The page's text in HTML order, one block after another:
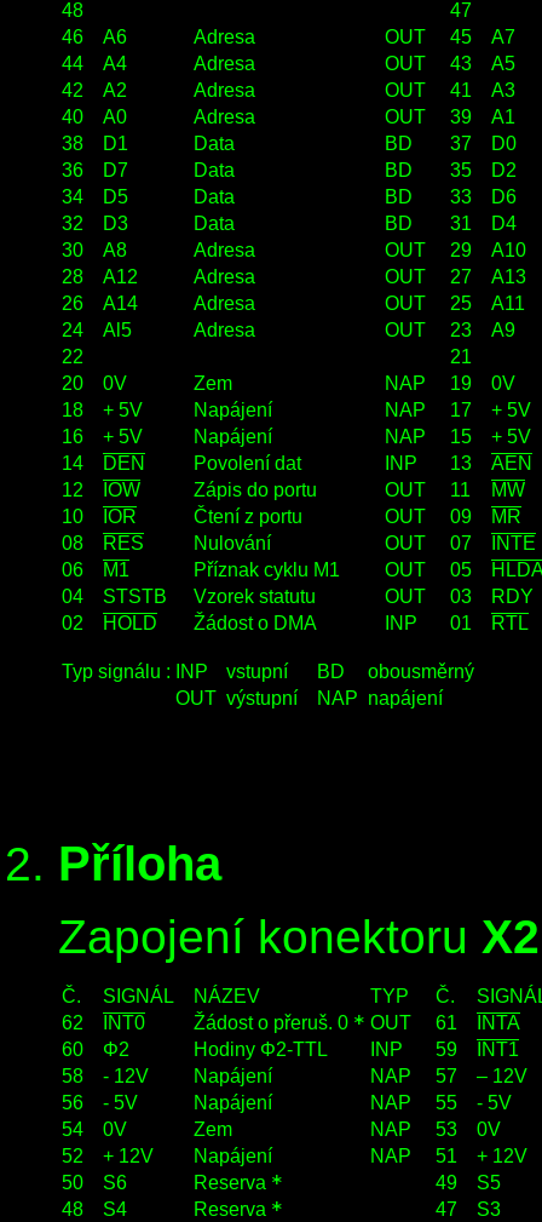
48
47
46
A6 Adresa OUT 45
A7
44
A4 Adresa OUT 43
A5
42
A2 Adresa OUT 41
A3
40
A0 Adresa OUT 39
A1
38
D1 Data BD 37
D0
36
D7 Data BD 35
D2
34
D5 Data BD 33
D6
32
D3 Data BD 31
D4
30
A8 Adresa OUT 29
A10
28
A12 Adresa OUT 27
A13
26
A14 Adresa OUT 25
A11
24
Al5 Adresa OUT 23
A9
22
21
20
0V Zem NAP 19
0V
18
+ 5V Napájení NAP 17
+ 5V
16
+ 5V Napájení NAP 15
+ 5V
14
DEN Povolení dat INP 13
AEN
12
IOW Zápis do portu OUT 11
MW
10
IOR Čtení z portu OUT 09
MR
08
RES Nulování OUT 07
INTE
06
M1 Příznak cyklu M1 OUT 05
04
STSTB Vzorek statutu OUT 03
RDY
02
HOLD Žádost o DMA INP 01 RTL
Typ signálu : INP vstupní BD
obousměrný
OUT výstupní NAP napájení
Příloha
Zapojení konektoru
Č. SIGNÁL NÁZEV TYP Č.
62
INT0 Žádost o přeruš. 0 * OUT 61
INTA
60
Φ2 Hodiny Φ2-TTL INP 59
INT1
58
- 12V Napájení NAP 57
– 12V
56
- 5V Napájení NAP 55
- 5V
54
0V Zem NAP 53
0V
52
+ 12V Napájení NAP 51
+ 12V
50
S6 Reserva * 49
S5
48
S4 Reserva * 47
S3